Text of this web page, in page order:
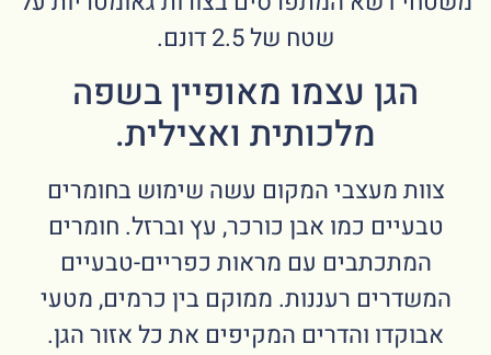
שטח של 2.5 דונם.
הגן עצמו מאופיין בשפה
מלכותית ואצילית.
צוות מעצבי המקום עשה שימוש בחומרים
טבעיים כמו אבן כורכר, עץ וברזל. חומרים
המתכתבים עם מראות כפריים-טבעיים
המשדרים רעננות. ממוקם בין כרמים, מטעי
אבוקדו והדרים המקיפים את כל אזור הגן.